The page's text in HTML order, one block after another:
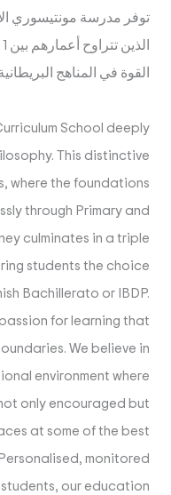
توفر مدرسة مونتيسوري
القوة في المناهج
School deeply
This distinctive
where the foundations
through Primary and
culminates in a triple
students the choice
Bachillerato or IBDP.
for learning that
We believe in
environment where
only encouraged but
at some of the best
monitored
our education